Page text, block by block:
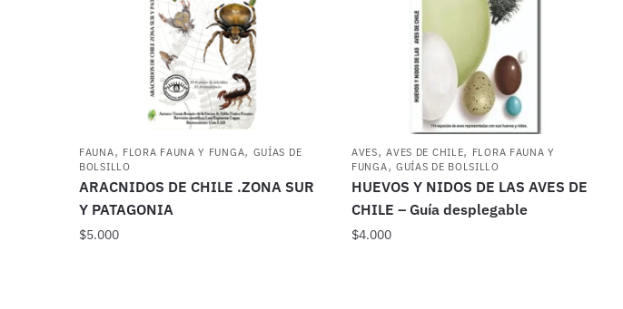
FAUNA, FLORA FAUNA Y FUNGA, GUÍAS DE
BOLSILLO
ARACNIDOS DE CHILE .ZONA SUR
Y PATAGONIA
$5.000
AVES,AVES DE CHILE, FLORA FAUNA Y
FUNGA, GUÍAS DE BOLSILLO
HUEVOS Y NIDOS DE LAS AVES DE
CHILE – Guía desplegable
$4.000